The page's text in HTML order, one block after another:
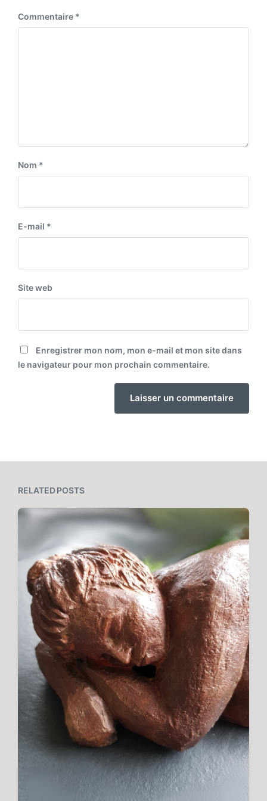
Commentaire *
Nom *
E-mail *
Site web
Enregistrer mon nom, mon e-mail et mon site dans
le navigateur pour mon prochain commentaire.
RELATED POSTS